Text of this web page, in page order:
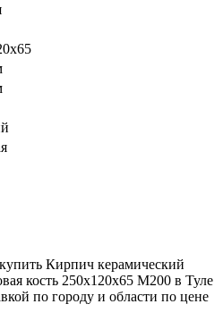
Кирпич керамический
кость 250х120х65 М200 в Туле
по городу и области по цене